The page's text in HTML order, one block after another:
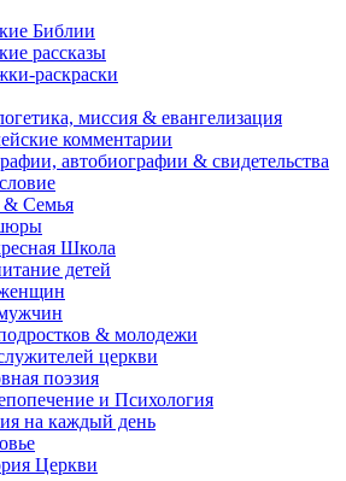
Библии
рассказы
раскраски
миссия & евангелизация
комментарии
автобиографии & свидетельства
& Семья
Школа
детей
& молодежи
церкви
поэзия
и Психология
на каждый день
Церкви